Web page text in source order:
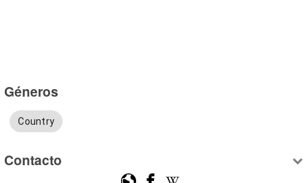
Géneros
Country
Contacto